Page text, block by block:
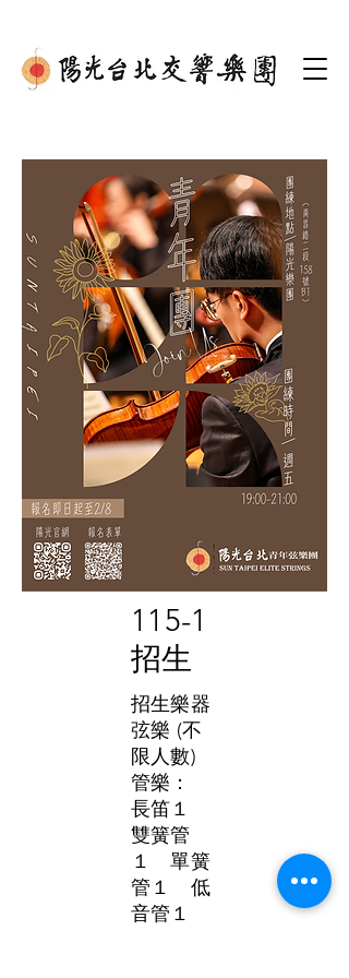
115-1
招生
招生樂器
弦樂 (不
限人數)
管樂：
長笛１
雙簧管
１ 單簧
管１ 低
音管１